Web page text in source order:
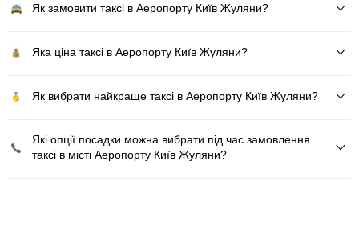
Як замовити таксі в Аеропорту Київ Жуляни?
Яка ціна таксі в Аеропорту Київ Жуляни?
Як вибрати найкраще таксі в Аеропорту Київ Жуляни?
Які опції посадки можна вибрати під час замовлення
таксі в місті Аеропорту Київ Жуляни?